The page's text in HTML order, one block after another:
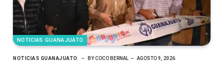
NOTICIAS GUANAJUATO
NOTICIAS GUANAJUATO BY COCO BERNAL AGOSTO 9, 2026